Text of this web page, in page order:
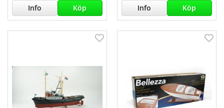
Info Köp Info Köp